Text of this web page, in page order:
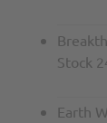
Stock
Earth